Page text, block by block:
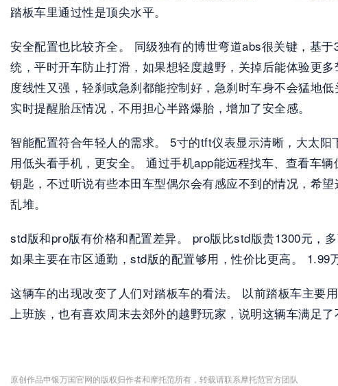
踏板车里通过性是顶尖水平。
安全配置也比较齐全。 同级独有的博世弯道abs很关键，基
统，平时开车防止打滑，如果想轻度越野，关掉后能体验更
度线性又强，轻刹或急刹都能控制好，急刹时车身不会猛地
实时提醒胎压情况，不用担心半路爆胎，增加了安全感。
智能配置符合年轻人的需求。 5寸的tft仪表显示清晰，大太
用低头看手机，更安全。 通过手机app能远程找车、查看车
钥匙，不过听说有些本田车型偶尔会有感应不到的情况，希
乱堆。
std版和pro版有价格和配置差异。 pro版比std版贵1300元，
如果主要在市区通勤，std版的配置够用，性价比更高。
这辆车的出现改变了人们对踏板车的看法。 以前踏板车主要
上班族，也有喜欢周末去郊外的越野玩家，说明这辆车满足
原创作品申银万国官网的版权归作者和摩托范所有，转载请联系摩托范官方团队